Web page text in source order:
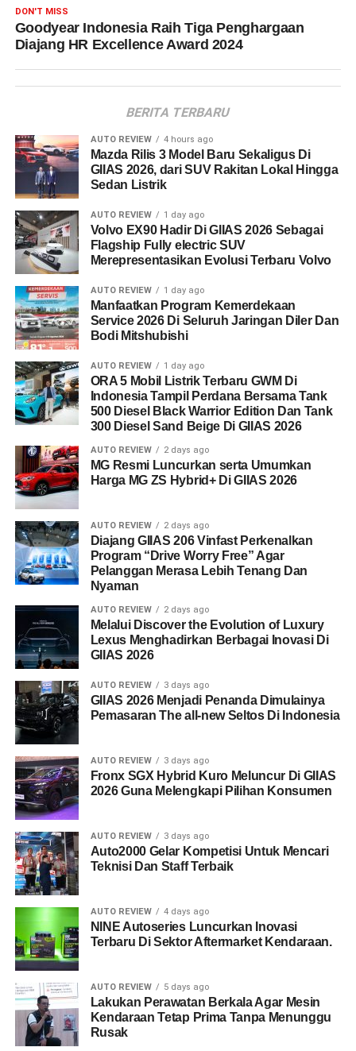
DON'T MISS
Goodyear Indonesia Raih Tiga Penghargaan
Diajang HR Excellence Award 2024
BERITA TERBARU
AUTO REVIEW 4 hours ago
Mazda Rilis 3 Model Baru Sekaligus Di
GIIAS 2026, dari SUV Rakitan Lokal Hingga
Sedan Listrik
AUTO REVIEW 1 day ago
Volvo EX90 Hadir Di GIIAS 2026 Sebagai
Flagship Fully electric SUV
Merepresentasikan Evolusi Terbaru Volvo
AUTO REVIEW 1 day ago
Manfaatkan Program Kemerdekaan
Service 2026 Di Seluruh Jaringan Diler Dan
Bodi Mitshubishi
AUTO REVIEW 1 day ago
ORA 5 Mobil Listrik Terbaru GWM Di
Indonesia Tampil Perdana Bersama Tank
500 Diesel Black Warrior Edition Dan Tank
300 Diesel Sand Beige Di GIIAS 2026
AUTO REVIEW 2 days ago
MG Resmi Luncurkan serta Umumkan
Harga MG ZS Hybrid+ Di GIIAS 2026
AUTO REVIEW 2 days ago
Diajang GIIAS 206 Vinfast Perkenalkan
Program “Drive Worry Free” Agar
Pelanggan Merasa Lebih Tenang Dan
Nyaman
AUTO REVIEW 2 days ago
Melalui Discover the Evolution of Luxury
Lexus Menghadirkan Berbagai Inovasi Di
GIIAS 2026
AUTO REVIEW 3 days ago
GIIAS 2026 Menjadi Penanda Dimulainya
Pemasaran The all-new Seltos Di Indonesia
AUTO REVIEW 3 days ago
Fronx SGX Hybrid Kuro Meluncur Di GIIAS
2026 Guna Melengkapi Pilihan Konsumen
AUTO REVIEW 3 days ago
Auto2000 Gelar Kompetisi Untuk Mencari
Teknisi Dan Staff Terbaik
AUTO REVIEW 4 days ago
NINE Autoseries Luncurkan Inovasi
Terbaru Di Sektor Aftermarket Kendaraan.
AUTO REVIEW 5 days ago
Lakukan Perawatan Berkala Agar Mesin
Kendaraan Tetap Prima Tanpa Menunggu
Rusak